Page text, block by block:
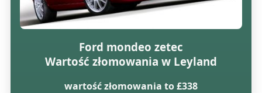
Ford mondeo zetec
Wartość złomowania w Leyland
wartość złomowania to £338